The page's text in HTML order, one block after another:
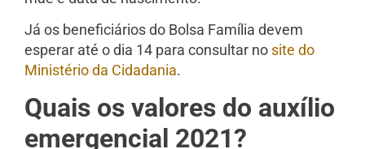
Já os beneficiários do Bolsa Família devem
esperar até o dia 14 para consultar no site do
Ministério da Cidadania.
Quais os valores do auxílio
emergencial 2021?